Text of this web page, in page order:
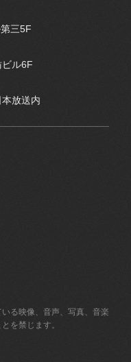
三5F
ル6F
放送内
る映像、音声、写真、音楽
を禁じます。